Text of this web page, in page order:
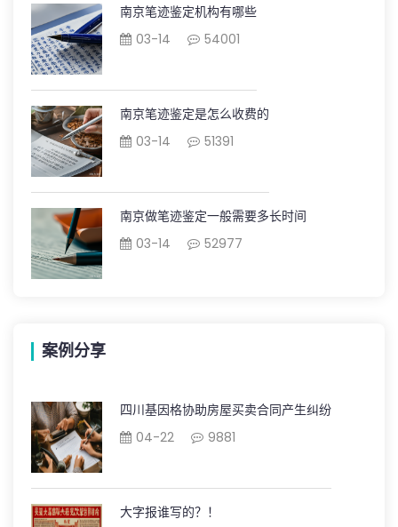
南京笔迹鉴定机构有哪些
03-14
54001
南京笔迹鉴定是怎么收费的
03-14
51391
南京做笔迹鉴定一般需要多长时间
03-14
52977
案例分享
四川基因格协助房屋买卖合同产生纠纷
04-22
9881
大字报谁写的？！